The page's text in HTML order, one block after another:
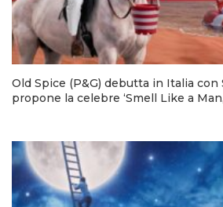
Old Spice (P&G) debutta in Italia con
propone la celebre ‘Smell Like a